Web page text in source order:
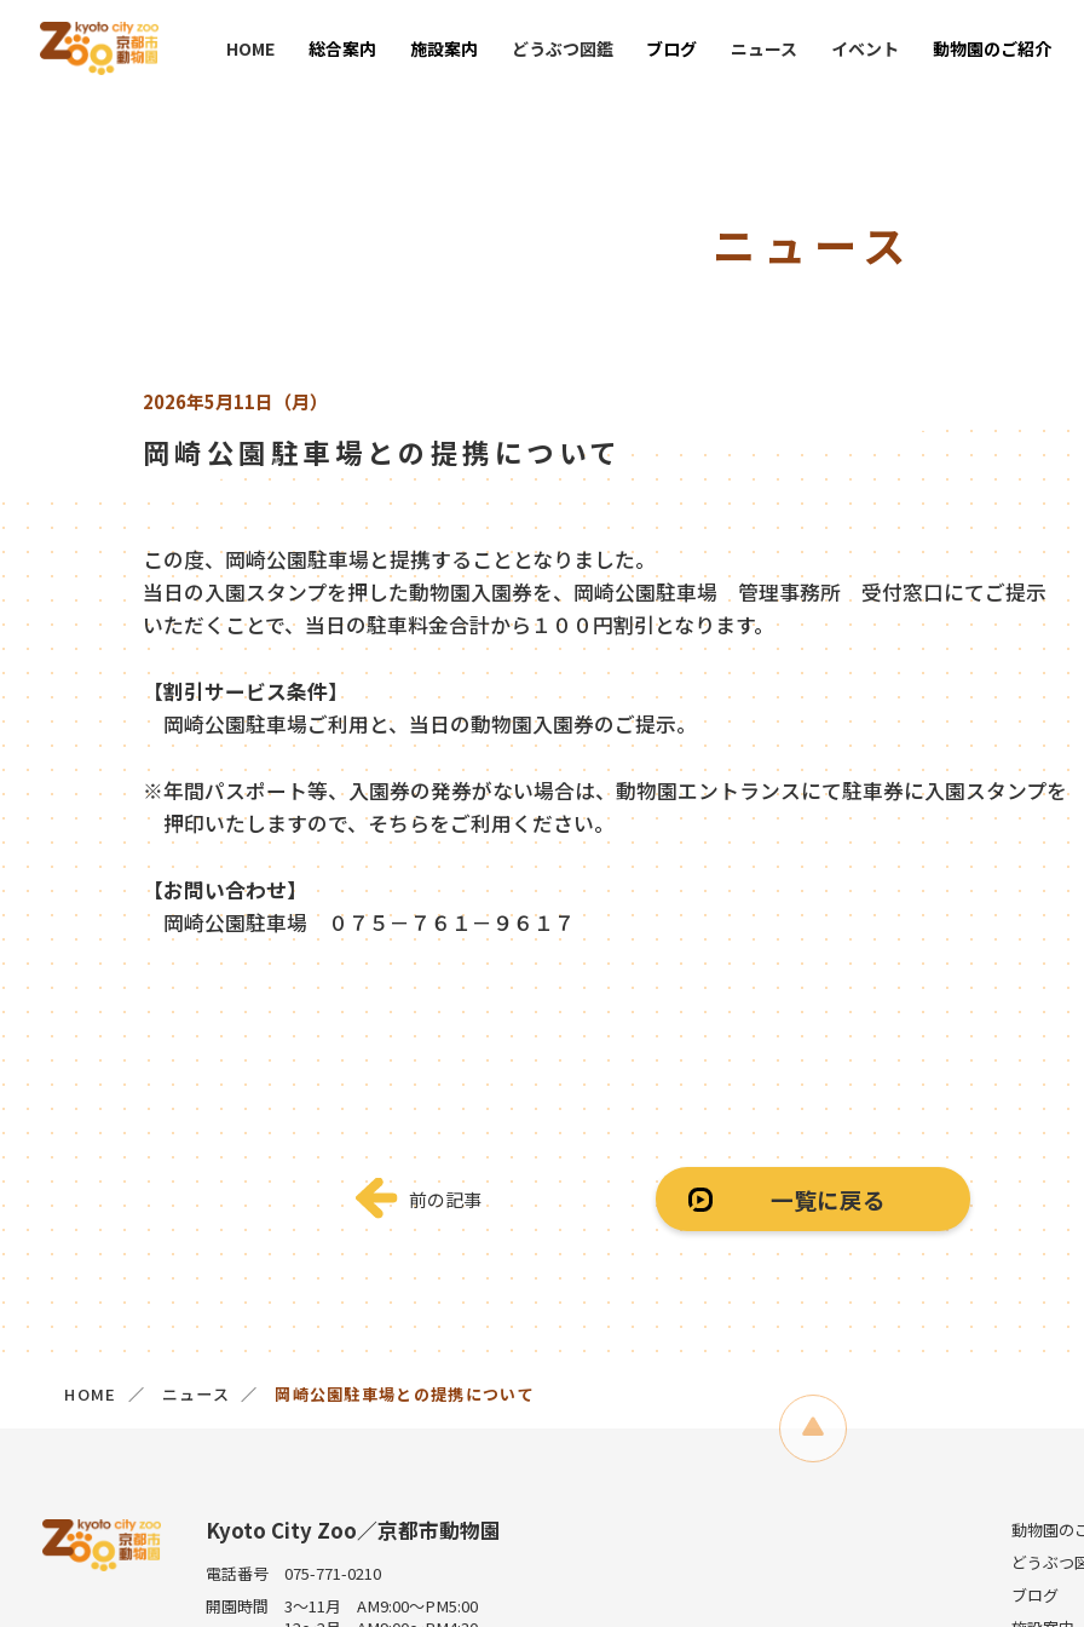
HOME 総合案内 施設案内 どうぶつ図鑑 ブログ ニュース イベント 動物園のご紹介
ニュース
2026年5月11日（月）
岡崎公園駐車場との提携について
この度、岡崎公園駐車場と提携することとなりました。
当日の入園スタンプを押した動物園入園券を、岡崎公園駐車場 管理事務所 受付窓口にてご提示
いただくことで、当日の駐車料金合計から１００円割引となります。
【割引サービス条件】
岡崎公園駐車場ご利用と、当日の動物園入園券のご提示。
※年間パスポート等、入園券の発券がない場合は、動物園エントランスにて駐車券に入園スタンプ
押印いたしますので、そちらをご利用ください。
【お問い合わせ】
岡崎公園駐車場 ０７５－７６１－９６１７
前の記事 一覧に戻る
HOME ニュース 岡崎公園駐車場との提携について
Kyoto City Zoo／京都市動物園
電話番号
075-771-0210
開園時間
3～11月 AM9:00～PM5:00
動物園の
どうぶつ
ブログ